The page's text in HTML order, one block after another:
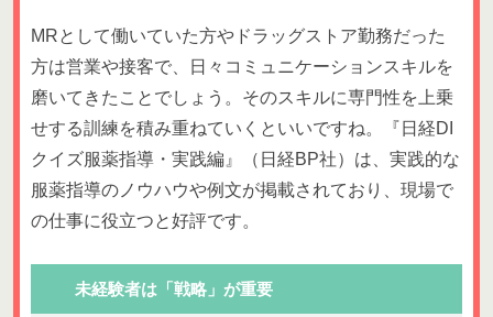
MRとして働いていた方やドラッグストア勤務だった
方は営業や接客で、日々コミュニケーションスキルを
磨いてきたことでしょう。そのスキルに専門性を上乗
せする訓練を積み重ねていくといいですね。『日経DI
クイズ服薬指導・実践編』（日経BP社）は、実践的な
服薬指導のノウハウや例文が掲載されており、現場で
の仕事に役立つと好評です。
未経験者は「戦略」が重要